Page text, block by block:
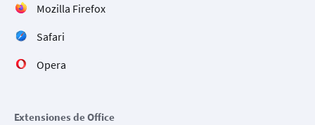
Mozilla Firefox
Safari
Opera
Extensiones de Office